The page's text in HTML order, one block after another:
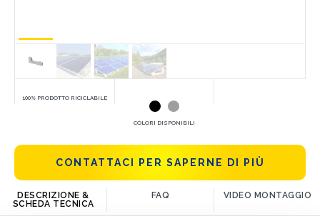
100% PRODOTTO RICICLABILE
COLORI DISPONIBILI
CONTATTACI PER SAPERNE DI PIÙ
DESCRIZIONE &
SCHEDA TECNICA
FAQ VIDEO MONTAGGIO